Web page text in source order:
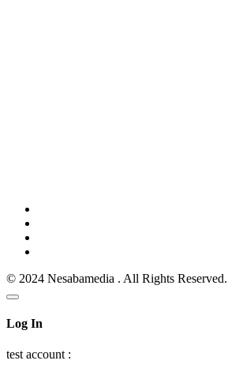
© 2024 Nesabamedia . All Rights Reserved.
Log In
test account :